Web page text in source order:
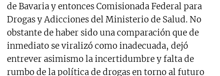
de Bavaria y entonces Comisionada Federal para
Drogas y Adicciones del Ministerio de Salud. No
obstante de haber sido una comparación que de
inmediato se viralizó como inadecuada, dejó
entrever asimismo la incertidumbre y falta de
rumbo de la política de drogas en torno al futuro